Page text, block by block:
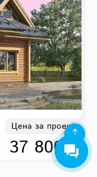
Цена за проект
37 800 ₽